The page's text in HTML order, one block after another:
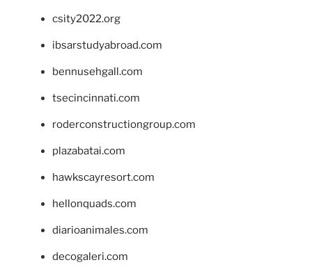
csity2022.org
ibsarstudyabroad.com
bennusehgall.com
tsecincinnati.com
roderconstructiongroup.com
plazabatai.com
hawkscayresort.com
hellonquads.com
diarioanimales.com
decogaleri.com